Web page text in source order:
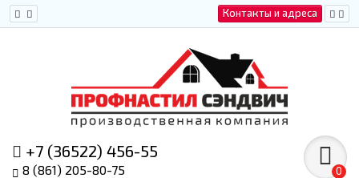
Контакты и адреса
+7 (36522) 456-55
8 (861) 205-80-75
0